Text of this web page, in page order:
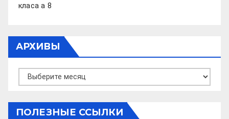
класа а 8
АРХИВЫ
Архивы
ПОЛЕЗНЫЕ ССЫЛКИ